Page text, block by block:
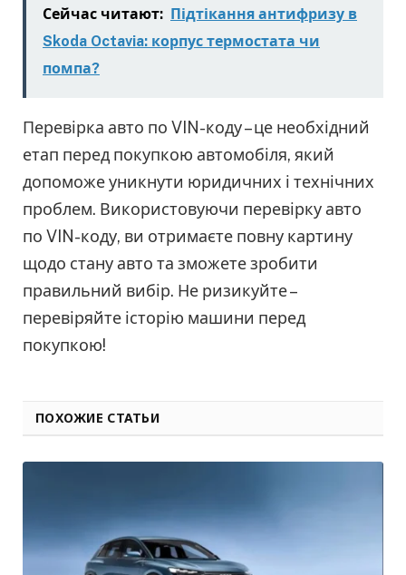
Сейчас читают: Підтікання антифризу в
Skoda Octavia: корпус термостата чи
помпа?
Перевірка авто по VIN-коду – це необхідний
етап перед покупкою автомобіля, який
допоможе уникнути юридичних і технічних
проблем. Використовуючи перевірку авто
по VIN-коду, ви отримаєте повну картину
щодо стану авто та зможете зробити
правильний вибір. Не ризикуйте –
перевіряйте історію машини перед
покупкою!
ПОХОЖИЕ СТАТЬИ